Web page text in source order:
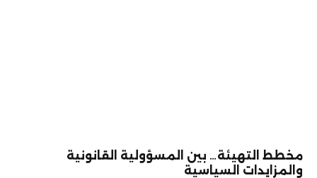
مخطط التهيئة… بين المسؤولية القانونية
والمزايدات السياسية